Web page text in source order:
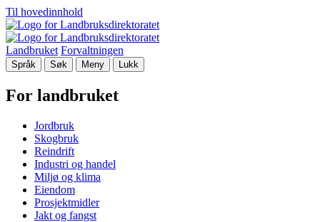
Til hovedinnhold
Landbruket Forvaltningen
Språk Søk Meny Lukk
For landbruket
Jordbruk
Skogbruk
Reindrift
Industri og handel
Miljø og klima
Eiendom
Prosjektmidler
Jakt og fangst